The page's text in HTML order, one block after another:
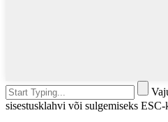
sisestusklahvi või sulgemiseks